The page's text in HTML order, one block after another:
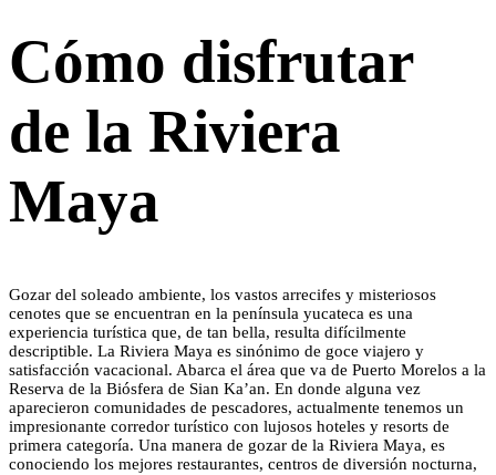
Cómo disfrutar
de la Riviera
Maya
Gozar del soleado ambiente, los vastos arrecifes y misteriosos
cenotes que se encuentran en la península yucateca es una
experiencia turística que, de tan bella, resulta difícilmente
descriptible. La Riviera Maya es sinónimo de goce viajero y
satisfacción vacacional. Abarca el área que va de Puerto Morelos a la
Reserva de la Biósfera de Sian Ka’an. En donde alguna vez
aparecieron comunidades de pescadores, actualmente tenemos un
impresionante corredor turístico con lujosos hoteles y resorts de
primera categoría. Una manera de gozar de la Riviera Maya, es
conociendo los mejores restaurantes, centros de diversión nocturna,